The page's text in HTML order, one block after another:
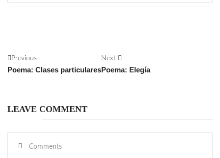
Previous
Poema: Clases particulares
Next
Poema: Elegía
LEAVE COMMENT